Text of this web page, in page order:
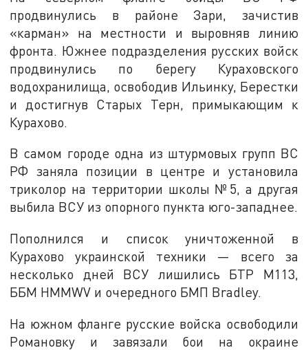
продвинулись в районе Зари, зачистив
«карман» на местности и выровняв линию
фронта. Южнее подразделения русских войск
продвинулись по берегу Кураховского
водохранилища, освободив Ильинку, Берестки
и достигнув Старых Терн, примыкающим к
Курахово.
В самом городе одна из штурмовых групп ВС
РФ заняла позиции в центре и установила
триколор на территории школы №5, а другая
выбила ВСУ из опорного пункта юго-западнее.
Пополнился и список уничтоженной в
Курахово украинской техники — всего за
несколько дней ВСУ лишились БТР М113,
ББМ HMMWV и очередного БМП Bradley.
На южном фланге русские войска освободили
Романовку и завязали бои на окраине